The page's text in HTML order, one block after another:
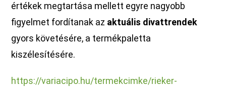
értékek megtartása mellett egyre nagyobb
figyelmet fordítanak az aktuális divattrendek
gyors követésére, a termékpaletta
kiszélesítésére.
https://variacipo.hu/termekcimke/rieker-